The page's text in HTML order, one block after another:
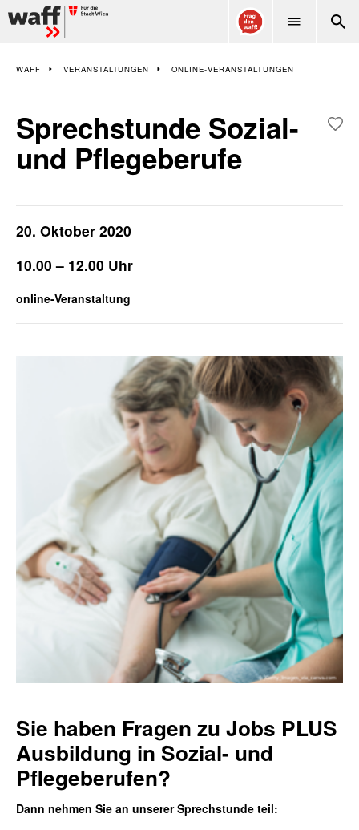
WAFF VERANSTALTUNGEN ONLINE-VERANSTALTUNGEN
Sprechstunde Sozial-
und Pflegeberufe
20. Oktober 2020
10.00 – 12.00 Uhr
online-Veranstaltung
Sie haben Fragen zu Jobs PLUS
Ausbildung in Sozial- und
Pflegeberufen?
Dann nehmen Sie an unserer Sprechstunde teil: